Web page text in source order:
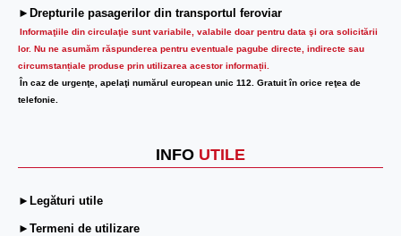
►Drepturile pasagerilor din transportul feroviar
Informaţiile din circulaţie sunt variabile, valabile doar pentru data şi ora solicitării
lor. Nu ne asumăm răspunderea pentru eventuale pagube directe, indirecte sau
circumstanțiale produse prin utilizarea acestor informații.
În caz de urgenţe, apelaţi numărul european unic 112. Gratuit în orice reţea de
telefonie.
INFO UTILE
►Legături utile
►Termeni de utilizare